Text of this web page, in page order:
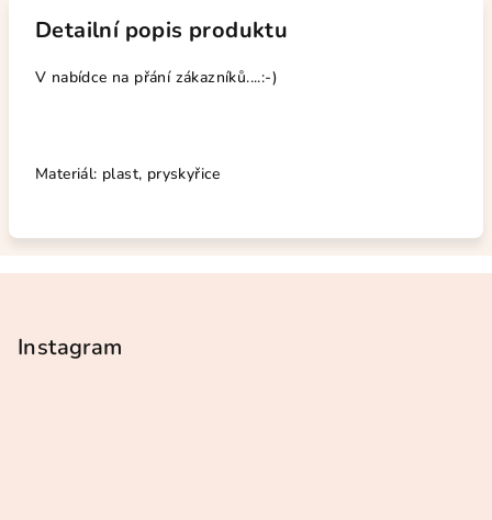
Detailní popis produktu
V nabídce na přání zákazníků....:-)
Materiál: plast, pryskyřice
Instagram